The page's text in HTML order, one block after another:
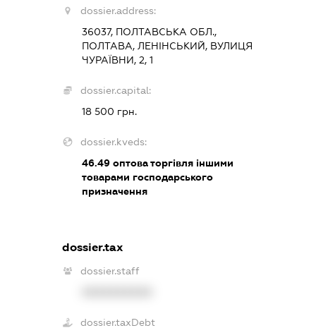
dossier.address:
36037, ПОЛТАВСЬКА ОБЛ.,
ПОЛТАВА, ЛЕНІНСЬКИЙ, ВУЛИЦЯ
ЧУРАЇВНИ, 2, 1
dossier.capital:
18 500 грн.
dossier.kveds:
46.49оптова торгівля іншими
товарами господарського
призначення
dossier.tax
dossier.staff
dossier.taxDebt